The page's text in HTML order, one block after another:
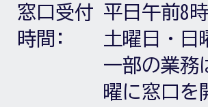
窓口受付
時間:
平日午前8
土曜日・日
一部の業務
曜に窓口を